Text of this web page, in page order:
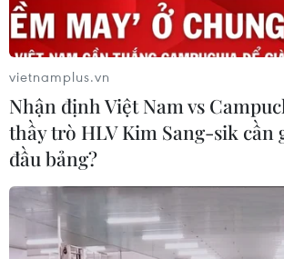
vietnamplus.vn
Nhận định Việt Nam vs
thầy trò HLV Kim Sang-sik cần
đầu bảng?